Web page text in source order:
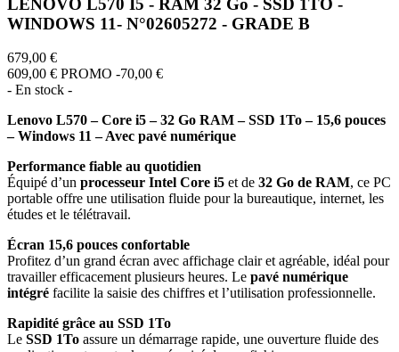
LENOVO L570 I5 - RAM 32 Go - SSD 1TO -
WINDOWS 11- N°02605272 - GRADE B
679,00 €
609,00 € PROMO -70,00 €
- En stock -
Lenovo L570 – Core i5 – 32 Go RAM – SSD 1To – 15,6 pouces
– Windows 11 – Avec pavé numérique
Performance fiable au quotidien
Équipé d’un processeur Intel Core i5 et de 32 Go de RAM, ce PC
portable offre une utilisation fluide pour la bureautique, internet, les
études et le télétravail.
Écran 15,6 pouces confortable
Profitez d’un grand écran avec affichage clair et agréable, idéal pour
travailler efficacement plusieurs heures. Le pavé numérique
intégré facilite la saisie des chiffres et l’utilisation professionnelle.
Rapidité grâce au SSD 1To
Le SSD 1To assure un démarrage rapide, une ouverture fluide des